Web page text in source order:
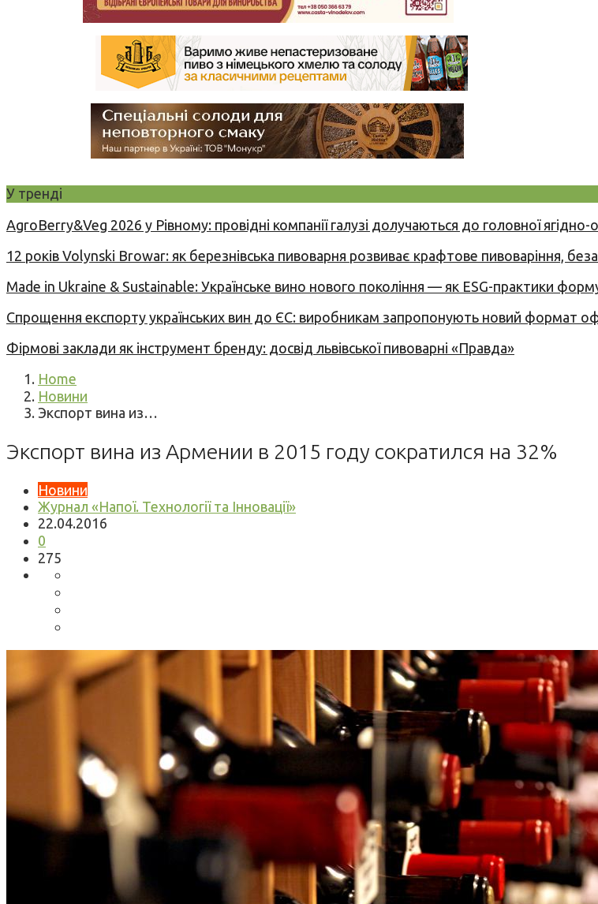
У тренді
AgroBerry&Veg 2026 у Рівному: провідні компанії галузі долучаються до головної ягідно-
12 років Volynski Browar: як березнівська пивоварня розвиває крафтове пивоваріння,
Made in Ukraine & Sustainable: Українське вино нового покоління — як ESG-практики
Спрощення експорту українських вин до ЄС: виробникам запропонують новий формат
Фірмові заклади як інструмент бренду: досвід львівської пивоварні «Правда»
Home
Новини
Экспорт вина из…
Экспорт вина из Армении в 2015 году сократился на 32%
Новини
Журнал «Напої. Технології та Інновації»
22.04.2016
0
275